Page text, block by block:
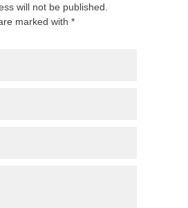
will not be published.
marked with *